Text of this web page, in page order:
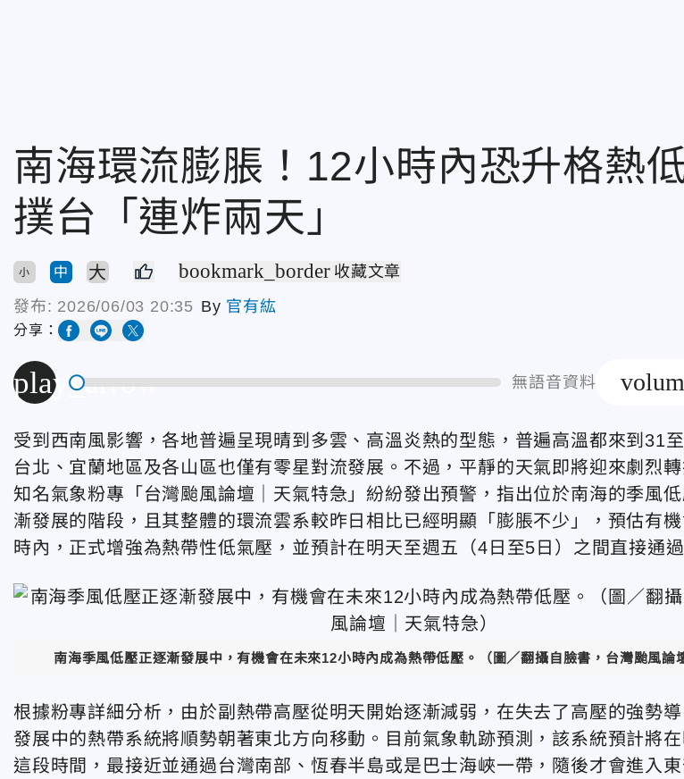
南海環流膨脹！12小時內恐升格熱
撲台「連炸兩天」
小 中 大 bookmark_border 收藏文章
發布: 2026/06/03 20:35 By 官有紘
分享：
play_arrow 無語音資料
受到西南風影響，各地普遍呈現晴到多雲、高溫炎熱的型態，普遍高溫都來到31
台北、宜蘭地區及各山區也僅有零星對流發展。不過，平靜的天氣即將迎來劇烈
知名氣象粉專「台灣颱風論壇｜天氣特急」紛紛發出預警，指出位於南海的季風
漸發展的階段，且其整體的環流雲系較昨日相比已經明顯「膨脹不少」，預估有
時內，正式增強為熱帶性低氣壓，並預計在明天至週五（4日至5日）之間直接通
南海季風低壓正逐漸發展中，有機會在未來12小時內成為熱帶低壓。（圖／翻攝自臉書，台灣颱風論
根據粉專詳細分析，由於副熱帶高壓從明天開始逐漸減弱，在失去了高壓的強勢
發展中的熱帶系統將順勢朝著東北方向移動。目前氣象軌跡預測，該系統預計將
這段時間，最接近並通過台灣南部、恆春半島或是巴士海峽一帶，隨後才會進入